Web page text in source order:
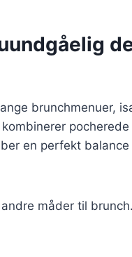
brunchmenuer,
en perfekt
måder til